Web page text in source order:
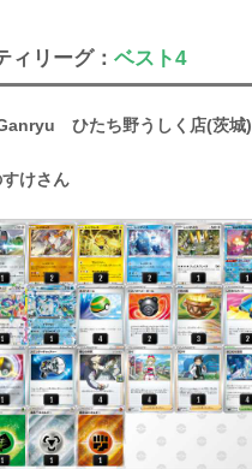
ィリーグ： ベスト4
ひたち野うしく店(茨城)
けさん